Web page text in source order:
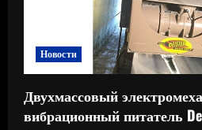
Новости
Двухмассовый
вибрационный питатель